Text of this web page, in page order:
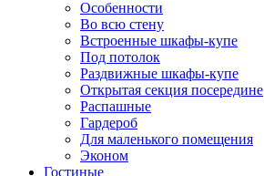
Особенности
Во всю стену
Встроенные шкафы-купе
Под потолок
Раздвижные шкафы-купе
Открытая секция посередине
Распашные
Гардероб
Для маленького помещения
Эконом
Гостиные